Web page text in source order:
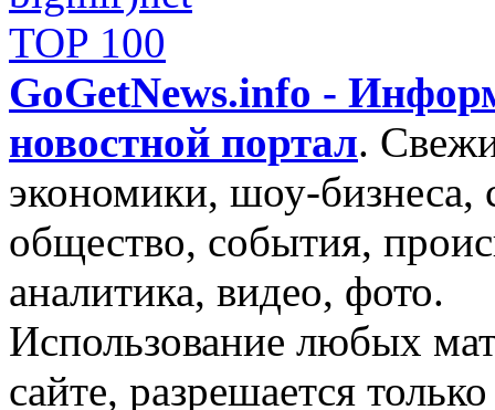
GoGetNews.info -
новостной портал.
экономики, шоу-бизнеса,
общество, события,
аналитика, видео, фото.
Использование любых
сайте, разрешается